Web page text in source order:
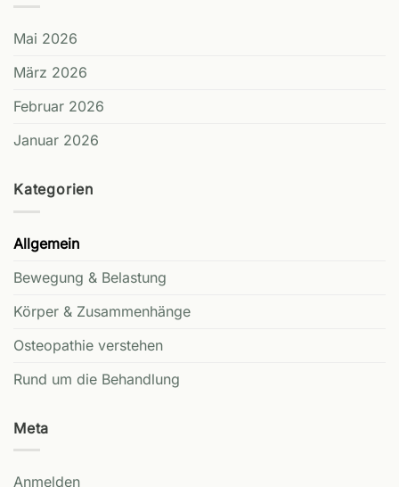
Mai 2026
März 2026
Februar 2026
Januar 2026
Kategorien
Allgemein
Bewegung & Belastung
Körper & Zusammenhänge
Osteopathie verstehen
Rund um die Behandlung
Meta
Anmelden